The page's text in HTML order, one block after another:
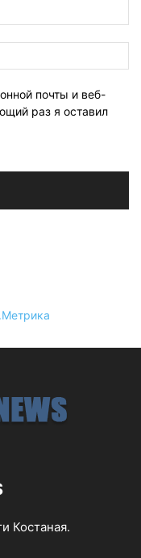
почты и веб-
раз я оставил
Костаная.